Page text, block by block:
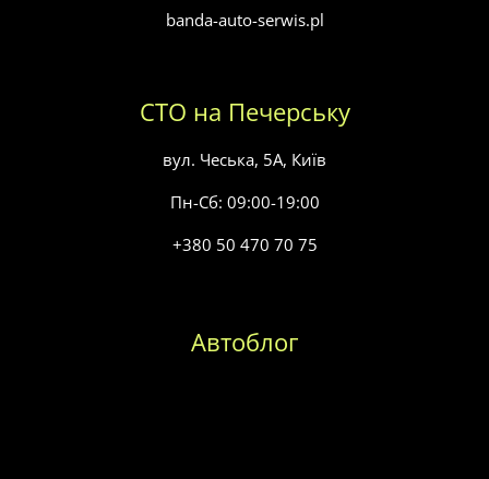
banda-auto-serwis.pl
СТО на Печерську
вул. Чеська, 5А, Київ
Пн-Сб: 09:00-19:00
+380 50 470 70 75
Автоблог